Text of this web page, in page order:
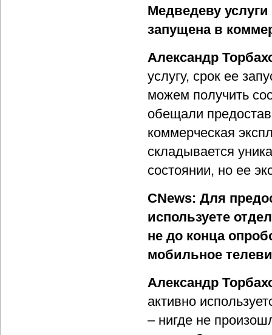
Медведеву
запущена в
Александр
услугу, срок ее
можем получить
обещали
коммерческая
складывается
состоянии, но ее
CNews: Для
используете
не до конца
мобильное
Александр
активно
– нигде не